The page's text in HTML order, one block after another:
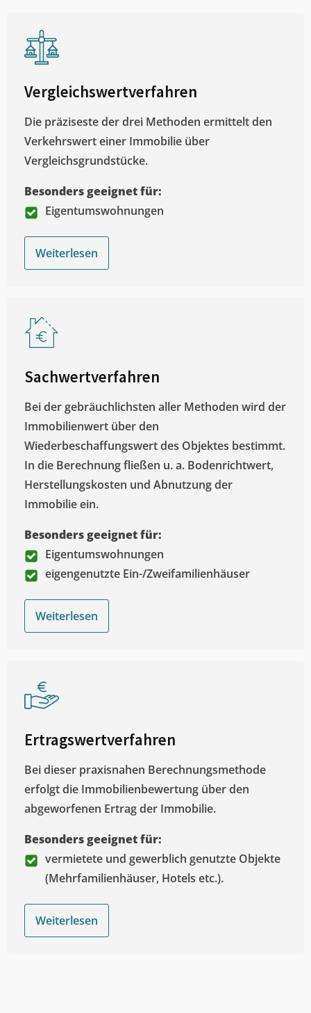
Vergleichswertverfahren
Die präziseste der drei Methoden ermittelt den
Verkehrswert einer Immobilie über
Vergleichsgrundstücke.
Besonders geeignet für:
Eigentumswohnungen
Weiterlesen
Sachwertverfahren
Bei der gebräuchlichsten aller Methoden wird der
Immobilienwert über den
Wiederbeschaffungswert des Objektes bestimmt.
In die Berechnung fließen u. a. Bodenrichtwert,
Herstellungskosten und Abnutzung der
Immobilie ein.
Besonders geeignet für:
Eigentumswohnungen
eigengenutzte Ein-/Zweifamilienhäuser
Weiterlesen
Ertragswertverfahren
Bei dieser praxisnahen Berechnungsmethode
erfolgt die Immobilienbewertung über den
abgeworfenen Ertrag der Immobilie.
Besonders geeignet für:
vermietete und gewerblich genutzte Objekte
(Mehrfamilienhäuser, Hotels etc.).
Weiterlesen